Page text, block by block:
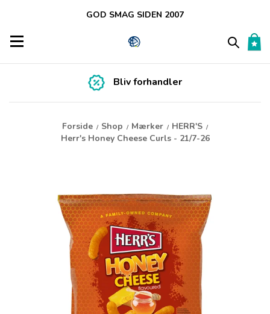
GOD SMAG SIDEN 2007
Toggle navigation
Bliv forhandler
Forside / Shop / Mærker / HERR'S /
Herr's Honey Cheese Curls - 21/7-26